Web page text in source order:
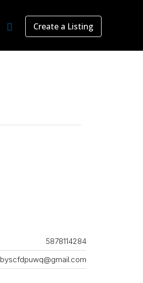
Create a Listing
5878114284
byscfdpuwq@gmail.com